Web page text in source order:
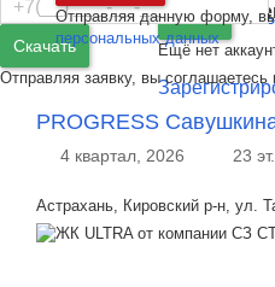
Санкт-Петербург и
Войти
Ещё нет
PROGRESS
4 квартал, 2026 23 эт.
Астрахань, Кировский р-н, ул.
Скачать
Отправляя заявку, вы соглашаетесь
Отправляя данную форму,
персональных данных